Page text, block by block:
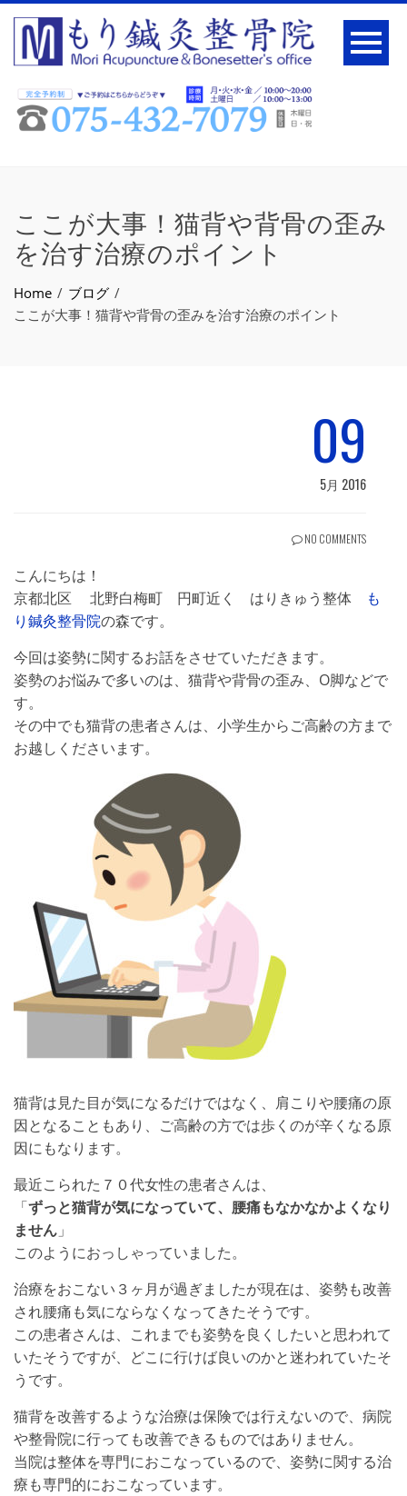
ここが大事！猫背や背骨の歪み
を治す治療のポイント
Home
ブログ
ここが大事！猫背や背骨の歪みを治す治療のポイント
09
5月 2016
NO COMMENTS
こんにちは！
京都北区 北野白梅町 円町近く はりきゅう整体
も
り鍼灸整骨院の森です。
今回は姿勢に関するお話をさせていただきます。
姿勢のお悩みで多いのは、猫背や背骨の歪み、O脚などで
す。
その中でも猫背の患者さんは、小学生からご高齢の方まで
お越しくださいます。
猫背は見た目が気になるだけではなく、肩こりや腰痛の原
因となることもあり、ご高齢の方では歩くのが辛くなる原
因にもなります。
最近こられた７０代女性の患者さんは、
「ずっと猫背が気になっていて、腰痛もなかなかよくなり
ません 」
このようにおっしゃっていました。
治療をおこない３ヶ月が過ぎましたが現在は、姿勢も改善
され腰痛も気にならなくなってきたそうです。
この患者さんは、これまでも姿勢を良くしたいと思われて
いたそうですが、どこに行けば良いのかと迷われていたそ
うです。
猫背を改善するような治療は保険では行えないので、病院
や整骨院に行っても改善できるものではありません。
当院は整体を専門におこなっているので、姿勢に関する治
療も専門的におこなっています。